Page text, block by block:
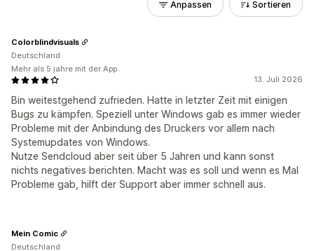
Anpassen Sortieren
13. Juli 2026
Bin weitestgehend zufrieden. Hatte in letzter Zeit mit einigen
Bugs zu kämpfen. Speziell unter Windows gab es immer wieder
Probleme mit der Anbindung des Druckers vor allem nach
Systemupdates von Windows.
Nutze Sendcloud aber seit über 5 Jahren und kann sonst
nichts negatives berichten. Macht was es soll und wenn es Mal
Probleme gab, hilft der Support aber immer schnell aus.
Colorblindvisuals
Deutschland
Mehr als 5 jahre mit der App
Mein Comic
Deutschland